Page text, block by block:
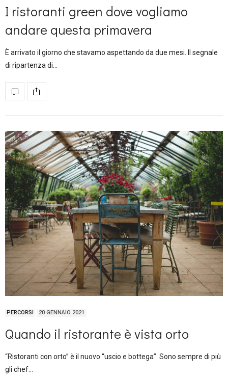
I ristoranti green dove vogliamo
andare questa primavera
È arrivato il giorno che stavamo aspettando da due mesi. Il segnale
di ripartenza di…
PERCORSI 20 GENNAIO 2021
Quando il ristorante è vista orto
“Ristoranti con orto” è il nuovo “uscio e bottega”. Sono sempre di più
gli chef…